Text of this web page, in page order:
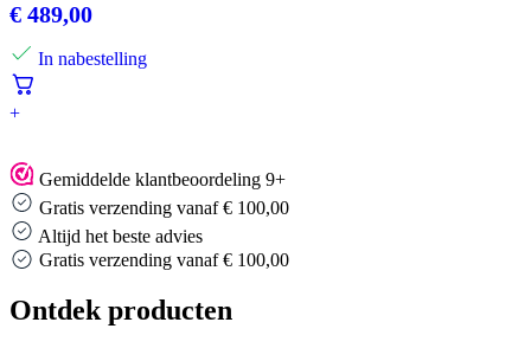
€ 489,00
In nabestelling
+
Gemiddelde klantbeoordeling 9+
Gratis verzending vanaf € 100,00
Altijd het beste advies
Altijd het beste advies
Ontdek producten